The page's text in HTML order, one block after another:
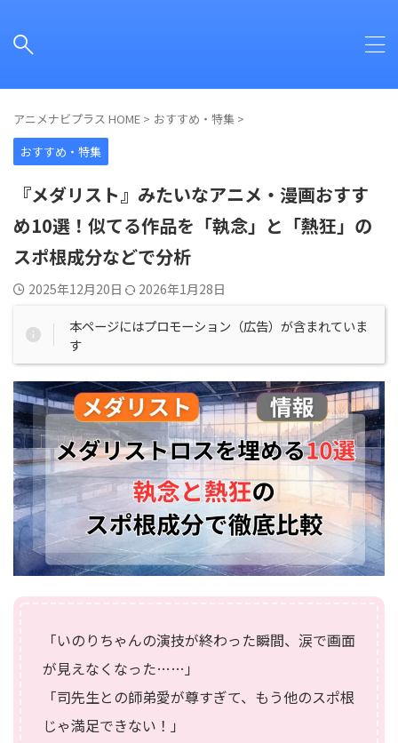
アニメナビプラス HOME > おすすめ・特集 >
おすすめ・特集
『メダリスト』みたいなアニメ・漫画おすす
め10選！似てる作品を「執念」と「熱狂」の
スポ根成分などで分析
2025年12月20日 2026年1月28日
本ページにはプロモーション（広告）が含まれていま
す
「いのりちゃんの演技が終わった瞬間、涙で画面
が見えなくなった……」
「司先生との師弟愛が尊すぎて、もう他のスポ根
じゃ満足できない！」